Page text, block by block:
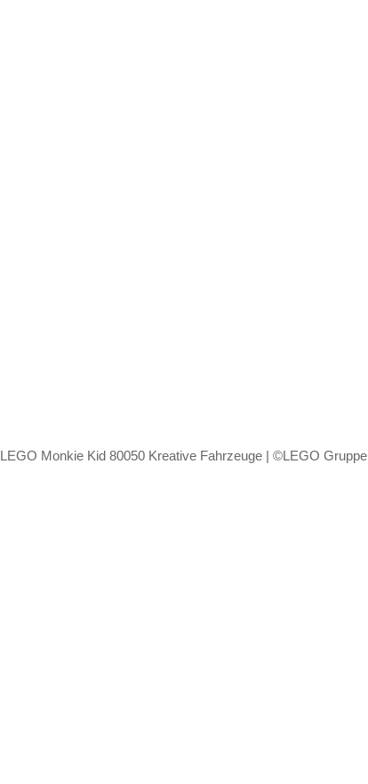
LEGO Monkie Kid 80050 Kreative Fahrzeuge | ©LEGO Gruppe